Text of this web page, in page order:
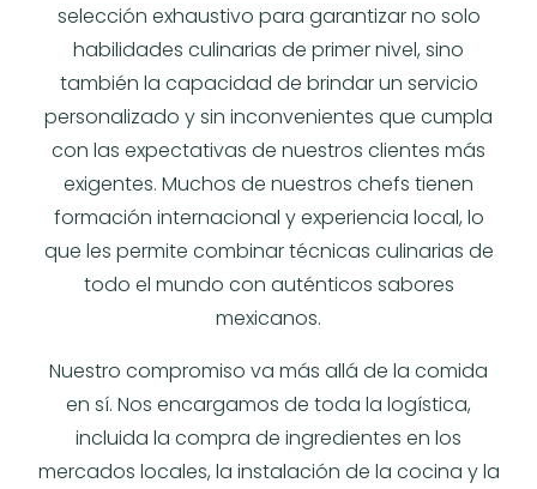
selección exhaustivo para garantizar no solo
habilidades culinarias de primer nivel, sino
también la capacidad de brindar un servicio
personalizado y sin inconvenientes que cumpla
con las expectativas de nuestros clientes más
exigentes. Muchos de nuestros chefs tienen
formación internacional y experiencia local, lo
que les permite combinar técnicas culinarias de
todo el mundo con auténticos sabores
mexicanos.
Nuestro compromiso va más allá de la comida
en sí. Nos encargamos de toda la logística,
incluida la compra de ingredientes en los
mercados locales, la instalación de la cocina y la